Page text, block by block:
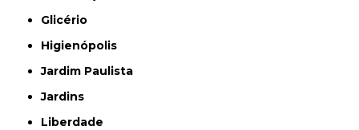
Glicério
Higienópolis
Jardim Paulista
Jardins
Liberdade